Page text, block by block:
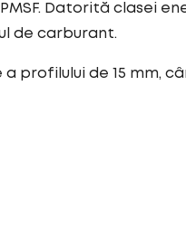
Datorită clasei
de carburant.
profilului de 15 mm,